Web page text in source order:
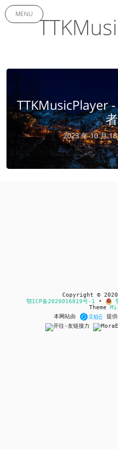
MENU
TTKMusicPlayer
者
2023 年 10 月
Copyright ©
鄂ICP备2020016819号-1 •
Theme
本网站由
提供